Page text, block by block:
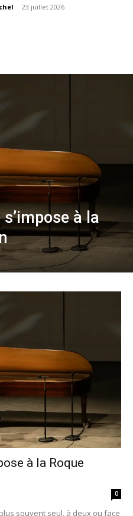
- 23 juillet 2026
à la
à la Roque
0
souvent seul, à deux ou face